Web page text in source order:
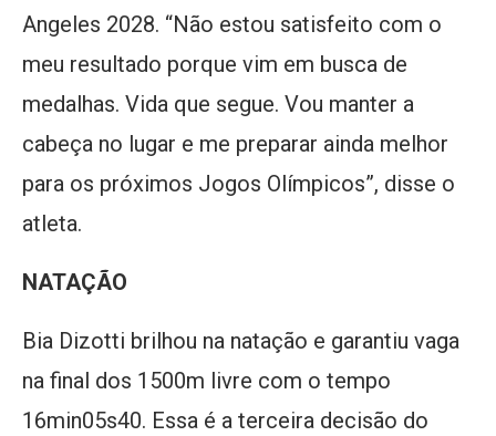
Angeles 2028. “Não estou satisfeito com o
meu resultado porque vim em busca de
medalhas. Vida que segue. Vou manter a
cabeça no lugar e me preparar ainda melhor
para os próximos Jogos Olímpicos”, disse o
atleta.
NATAÇÃO
Bia Dizotti brilhou na natação e garantiu vaga
na final dos 1500m livre com o tempo
16min05s40. Essa é a terceira decisão do